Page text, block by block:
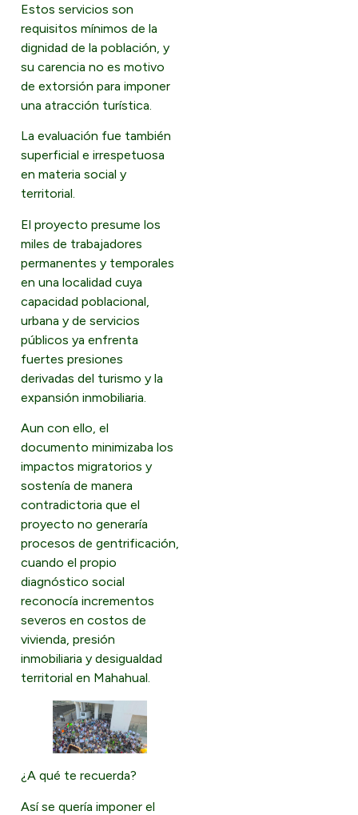
Estos servicios son
requisitos mínimos de la
dignidad de la población, y
su carencia no es motivo
de extorsión para imponer
una atracción turística.
La evaluación fue también
superficial e irrespetuosa
en materia social y
territorial.
El proyecto presume los
miles de trabajadores
permanentes y temporales
en una localidad cuya
capacidad poblacional,
urbana y de servicios
públicos ya enfrenta
fuertes presiones
derivadas del turismo y la
expansión inmobiliaria.
Aun con ello, el
documento minimizaba los
impactos migratorios y
sostenía de manera
contradictoria que el
proyecto no generaría
procesos de gentrificación,
cuando el propio
diagnóstico social
reconocía incrementos
severos en costos de
vivienda, presión
inmobiliaria y desigualdad
territorial en Mahahual.
¿A qué te recuerda?
Así se quería imponer el